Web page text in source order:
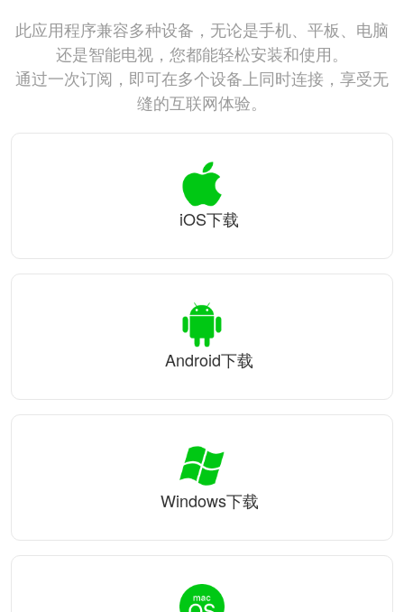
此应用程序兼容多种设备，无论是手机、平板、电脑
还是智能电视，您都能轻松安装和使用。
通过一次订阅，即可在多个设备上同时连接，享受无
缝的互联网体验。
iOS下载
Android下载
Windows下载